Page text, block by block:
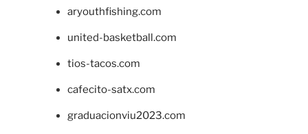
aryouthfishing.com
united-basketball.com
tios-tacos.com
cafecito-satx.com
graduacionviu2023.com